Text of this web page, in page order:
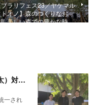
ラリフェス23／ヤケマル
トオノ】森のつくりなお
美しい森での豊かな時…
【鼓童（中込健太・住吉佑太・木村佑太）対談】即興で得られる新たな感覚。
一され